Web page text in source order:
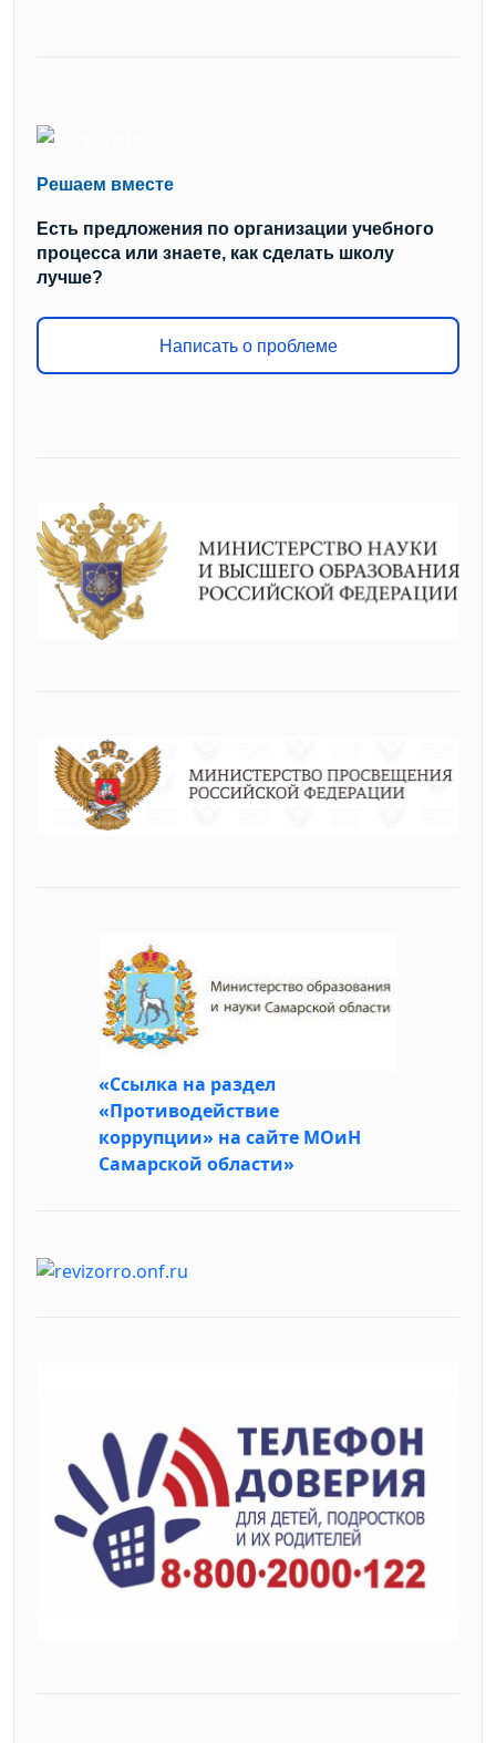
Решаем вместе
Есть предложения по организации учебного
процесса или знаете, как сделать школу
лучше?
Написать о проблеме
«Ссылка на раздел
«Противодействие
коррупции» на сайте МОиН
Самарской области»